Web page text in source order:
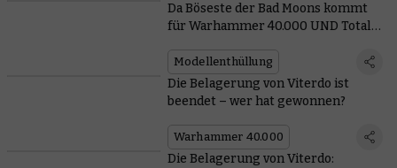
Da Böseste der Bad Moons kommt
für Warhammer 40.000 UND Total
Modellenthüllung
Die Belagerung von Viterdo ist
beendet – wer hat gewonnen?
Warhammer 40.000
Die Belagerung von Viterdo: